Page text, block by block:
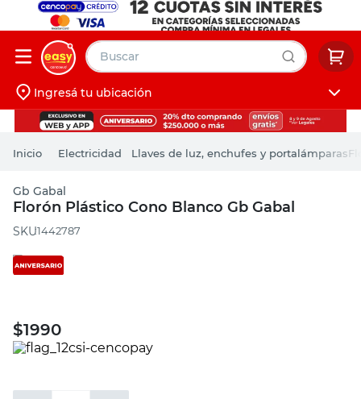
Buscar
Iniciá sesión
Ingresá tu ubicación
Electricidad Llaves de luz, enchufes y portalámparas
Gb Gabal
Florón Plástico Cono Blanco Gb Gabal
:1442787
$1990
muebles
pintura
escritorio
puertas